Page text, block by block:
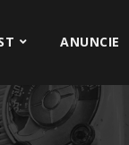
ANUNCIE